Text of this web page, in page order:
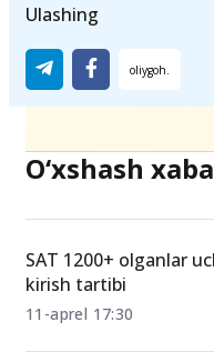
Ulashing
O‘xshash
SAT 1200+ olganlar
kirish tartibi
11-aprel 17:30